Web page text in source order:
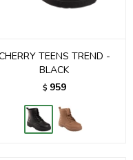
TEENS TREND -
BLACK
$ 959